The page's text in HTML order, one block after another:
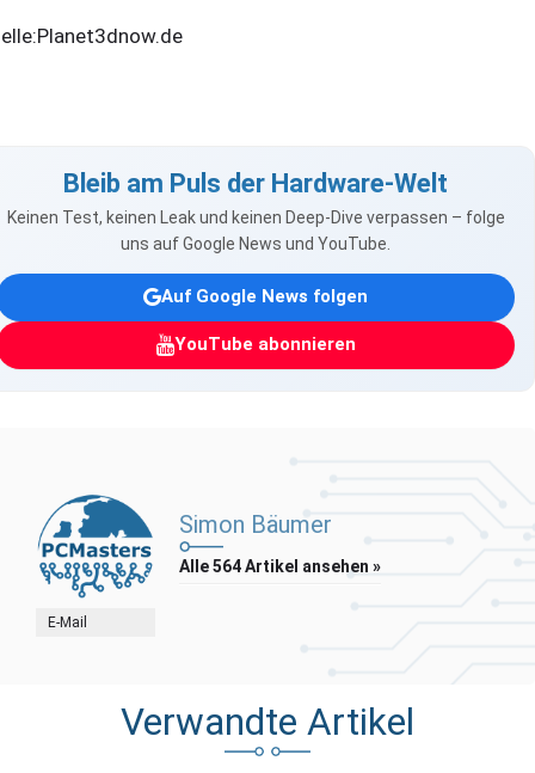
Bleib am Puls der Hardware-Welt
Keinen Test, keinen Leak und keinen Deep-Dive verpassen – folge
uns auf Google News und YouTube.
Auf Google News folgen
YouTube abonnieren
E-Mail
Simon Bäumer
Alle 564 Artikel ansehen »
Verwandte Artikel